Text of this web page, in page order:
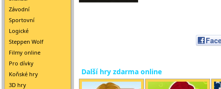
Závodní
Sportovní
Logické
Steppen Wolf
Filmy online
Pro dívky
Koňské hry
3D hry
Další hry zdarma online